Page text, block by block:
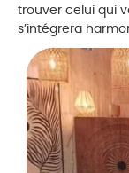
trouver celui qui
s’intégrera